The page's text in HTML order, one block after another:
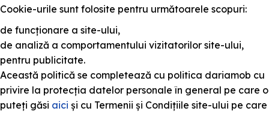
Cookie-urile sunt folosite pentru următoarele scopuri:
de funcționare a site-ului,
de analiză a comportamentului vizitatorilor site-ului,
pentru publicitate.
Această politică se completează cu politica dariamob cu
privire la protecția datelor personale în general pe care o
puteți găsi aici și cu Termenii și Condițiile site-ului pe care